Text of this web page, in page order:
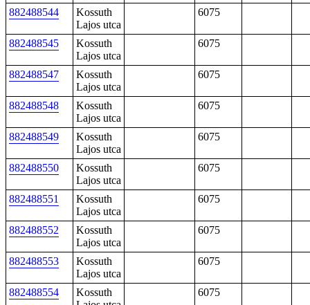
882488544
Kossuth
Lajos utca
6075
882488545
Kossuth
Lajos utca
6075
882488547
Kossuth
Lajos utca
6075
882488548
Kossuth
Lajos utca
6075
882488549
Kossuth
Lajos utca
6075
882488550
Kossuth
Lajos utca
6075
882488551
Kossuth
Lajos utca
6075
882488552
Kossuth
Lajos utca
6075
882488553
Kossuth
Lajos utca
6075
882488554
Kossuth
6075